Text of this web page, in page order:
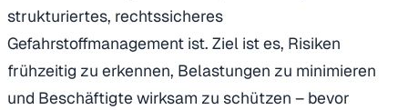
strukturiertes, rechtssicheres
Gefahrstoffmanagement ist. Ziel ist es, Risiken
frühzeitig zu erkennen, Belastungen zu minimieren
und Beschäftigte wirksam zu schützen – bevor